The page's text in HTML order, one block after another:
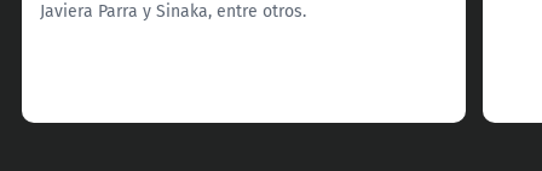
Javiera Parra y Sinaka, entre otros.